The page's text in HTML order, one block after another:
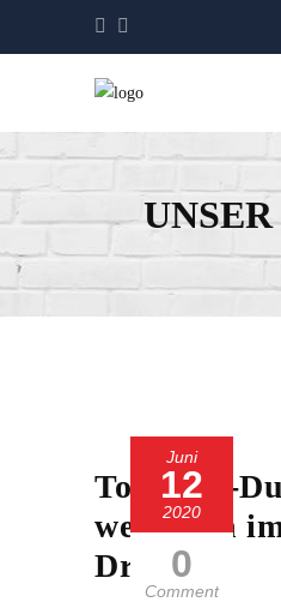
Juni
12
2020
0
Comment
Torhüter-
weiterhin
Dress